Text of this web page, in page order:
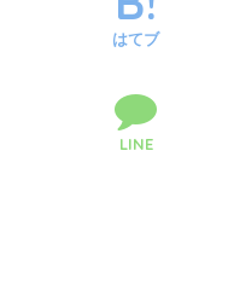
はてブ
LINE